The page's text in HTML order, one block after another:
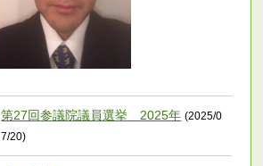
第27回参議院議員選挙 2025年 (2025/0
7/20)